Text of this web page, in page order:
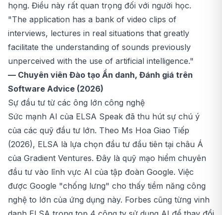
họng. Điều này rất quan trọng đối với người học.
"The application has a bank of video clips of
interviews, lectures in real situations that greatly
facilitate the understanding of sounds previously
unperceived with the use of artificial intelligence."
— Chuyên viên Đào tạo Ẩn danh, Đánh giá trên
Software Advice (2026)
Sự đầu tư từ các ông lớn công nghệ
Sức mạnh AI của ELSA Speak đã thu hút sự chú ý
của các quỹ đầu tư lớn. Theo Ms Hoa Giao Tiếp
(2026), ELSA là lựa chọn đầu tư đầu tiên tại châu Á
của Gradient Ventures. Đây là quỹ mạo hiểm chuyên
đầu tư vào lĩnh vực AI của tập đoàn Google. Việc
được Google "chống lưng" cho thấy tiềm năng công
nghệ to lớn của ứng dụng này. Forbes cũng từng vinh